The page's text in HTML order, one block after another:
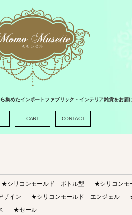
集めたインポートファブリック・インテリア雑貨をお届
CART CONTACT
★シリコンモールド ボトル型
★シリコンモ
ザイン
★シリコンモールド エンジェル
★セール